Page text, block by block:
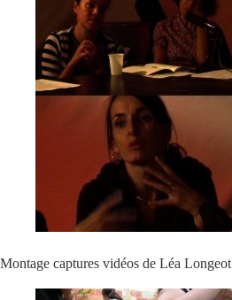
Montage captures vidéos de Léa Longeot